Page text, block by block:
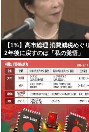
【1%】高市総理 消費減税めぐり
2年後に戻すのは「私の覚悟」